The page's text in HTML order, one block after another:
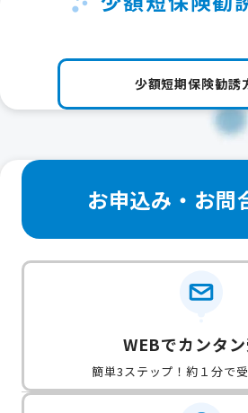
少額短期保険勧誘
お申込み・お問
WEBでカンタ
簡単3ステップ！約１分で